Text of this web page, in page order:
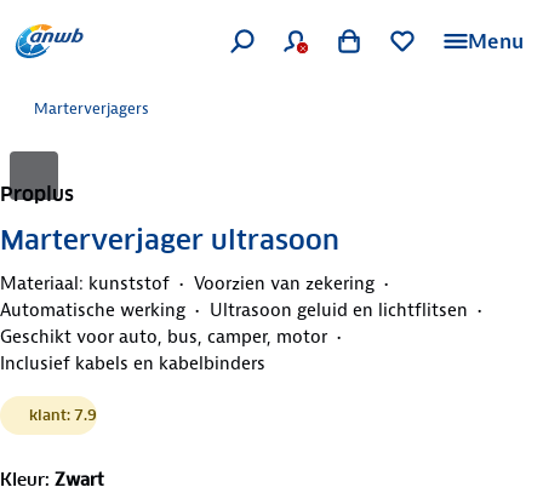
Menu
Marterverjagers
Proplus
Marterverjager ultrasoon
Materiaal: kunststof
Voorzien van zekering
Automatische werking
Ultrasoon geluid en lichtflitsen
Geschikt voor auto, bus, camper, motor
Inclusief kabels en kabelbinders
klant: 7.9
Kleur: Zwart